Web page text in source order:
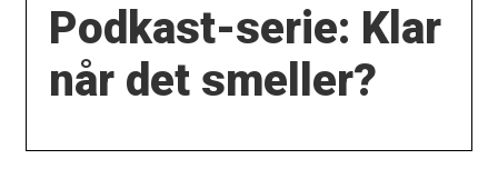
Podkast-serie: Klar
når det smeller?